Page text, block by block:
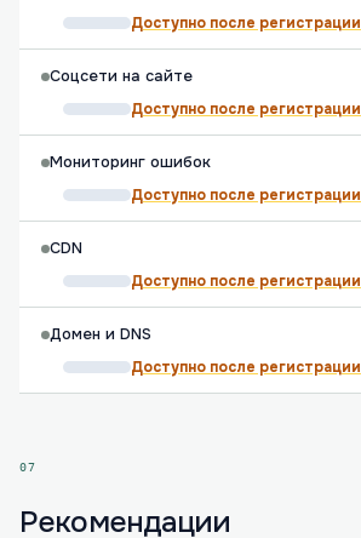
Доступно после регистрации
Соцсети на сайте
Доступно после регистрации
Мониторинг ошибок
Доступно после регистрации
CDN
Доступно после регистрации
Домен и DNS
Доступно после регистрации
07
Рекомендации